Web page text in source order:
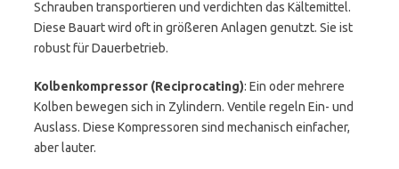
Schrauben transportieren und verdichten das Kältemittel.
Diese Bauart wird oft in größeren Anlagen genutzt. Sie ist
robust für Dauerbetrieb.
Kolbenkompressor (Reciprocating): Ein oder mehrere
Kolben bewegen sich in Zylindern. Ventile regeln Ein- und
Auslass. Diese Kompressoren sind mechanisch einfacher,
aber lauter.